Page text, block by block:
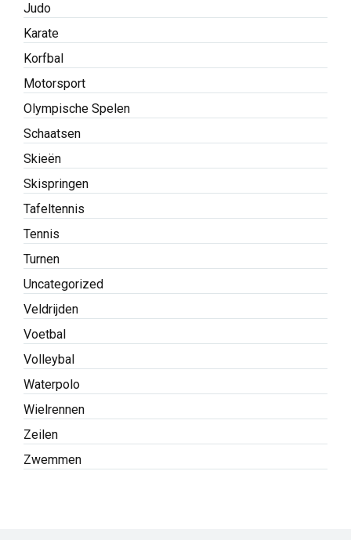
Judo
Karate
Korfbal
Motorsport
Olympische Spelen
Schaatsen
Skieën
Skispringen
Tafeltennis
Tennis
Turnen
Uncategorized
Veldrijden
Voetbal
Volleybal
Waterpolo
Wielrennen
Zeilen
Zwemmen